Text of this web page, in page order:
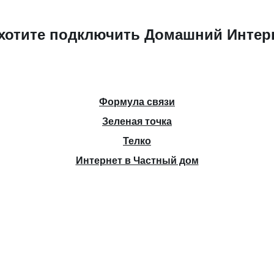
подключить Домашний
Формула связи
Зеленая точка
Телко
Интернет в Частный дом